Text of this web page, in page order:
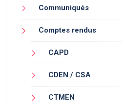
Communiqués
Comptes rendus
CAPD
CDEN / CSA
CTMEN